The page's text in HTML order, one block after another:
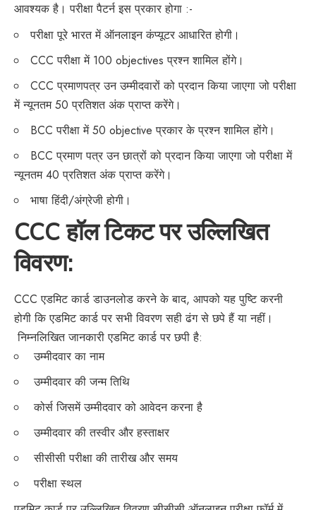
आवश्यक है। परीक्षा पैटर्न इस प्रकार होगा :-
परीक्षा पूरे भारत में ऑनलाइन कंप्यूटर आधारित होगी।
CCC परीक्षा में 100 objectives प्रश्न शामिल होंगे।
CCC प्रमाणपत्र उन उम्मीदवारों को प्रदान किया जाएगा जो परीक्षा
में न्यूनतम 50 प्रतिशत अंक प्राप्त करेंगे।
BCC परीक्षा में 50 objective प्रकार के प्रश्न शामिल होंगे।
BCC प्रमाण पत्र उन छात्रों को प्रदान किया जाएगा जो परीक्षा में
न्यूनतम 40 प्रतिशत अंक प्राप्त करेंगे।
भाषा हिंदी/अंग्रेजी होगी।
CCC हॉल टिकट पर उल्लिखित
विवरण:
CCC एडमिट कार्ड डाउनलोड करने के बाद, आपको यह पुष्टि करनी
होगी कि एडमिट कार्ड पर सभी विवरण सही ढंग से छपे हैं या नहीं।
निम्नलिखित जानकारी एडमिट कार्ड पर छपी है:
उम्मीदवार का नाम
उम्मीदवार की जन्म तिथि
कोर्स जिसमें उम्मीदवार को आवेदन करना है
उम्मीदवार की तस्वीर और हस्ताक्षर
सीसीसी परीक्षा की तारीख और समय
परीक्षा स्थल